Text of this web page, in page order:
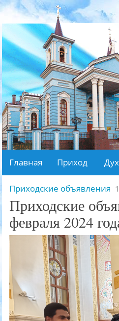
Главная Приход
Приходские объявления
Приходские
февраля 2024